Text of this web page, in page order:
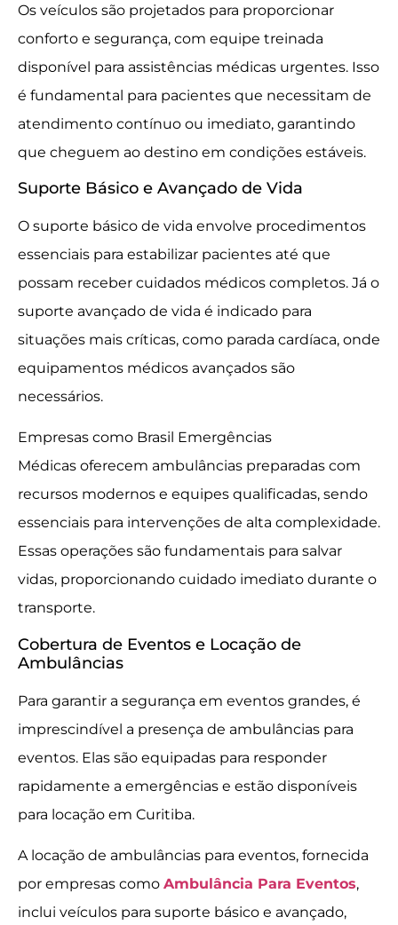
Os veículos são projetados para proporcionar
conforto e segurança, com equipe treinada
disponível para assistências médicas urgentes. Isso
é fundamental para pacientes que necessitam de
atendimento contínuo ou imediato, garantindo
que cheguem ao destino em condições estáveis.
Suporte Básico e Avançado de Vida
O suporte básico de vida envolve procedimentos
essenciais para estabilizar pacientes até que
possam receber cuidados médicos completos. Já o
suporte avançado de vida é indicado para
situações mais críticas, como parada cardíaca, onde
equipamentos médicos avançados são
necessários.
Empresas como Brasil Emergências
Médicas oferecem ambulâncias preparadas com
recursos modernos e equipes qualificadas, sendo
essenciais para intervenções de alta complexidade.
Essas operações são fundamentais para salvar
vidas, proporcionando cuidado imediato durante o
transporte.
Cobertura de Eventos e Locação de
Ambulâncias
Para garantir a segurança em eventos grandes, é
imprescindível a presença de ambulâncias para
eventos. Elas são equipadas para responder
rapidamente a emergências e estão disponíveis
para locação em Curitiba.
A locação de ambulâncias para eventos, fornecida
por empresas como Ambulância Para Eventos,
inclui veículos para suporte básico e avançado,